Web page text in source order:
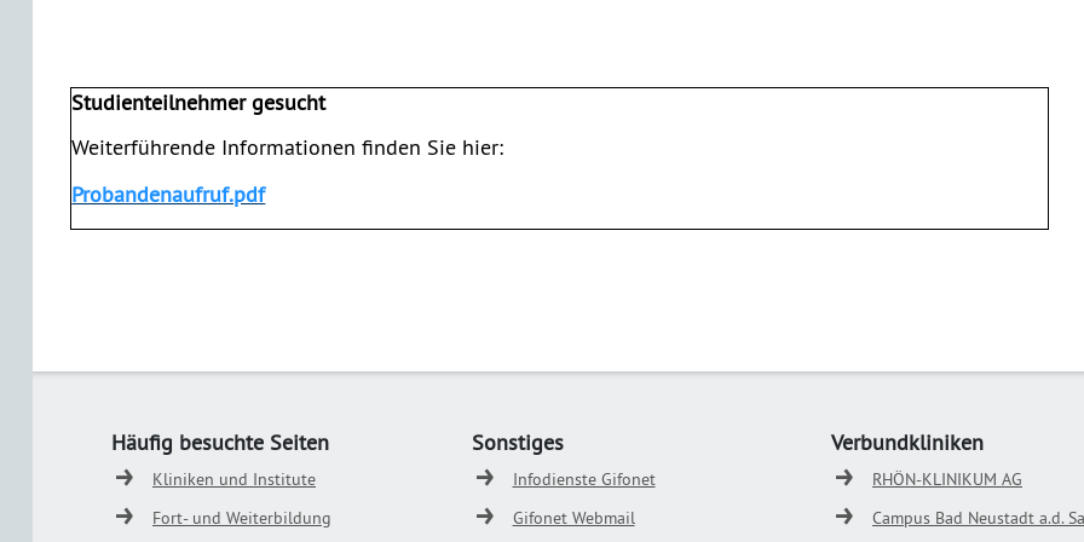
Studienteilnehmer gesucht
Weiterführende Informationen finden Sie hier:
Probandenaufruf.pdf
Häufig besuchte Seiten
Kliniken und Institute
Fort- und Weiterbildung
Sonstiges
Infodienste Gifonet
Gifonet Webmail
Verbundkliniken
RHÖN-KLINIKUM AG
Campus Bad Neustadt a.d.